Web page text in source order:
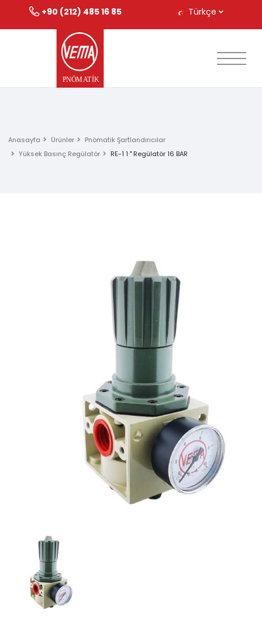
+90 (212) 485 16 85 Türkçe
Anasayfa Ürünler
Pnömatik Şartlandırıcılar
Yüksek Basınç Regülatör
RE-1 1 " Regülatör 16 BAR